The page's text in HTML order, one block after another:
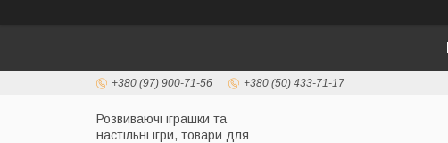
+380 (97) 900-71-56 +380 (50) 433-71-17
Розвиваючі іграшки та
настільні ігри, товари для